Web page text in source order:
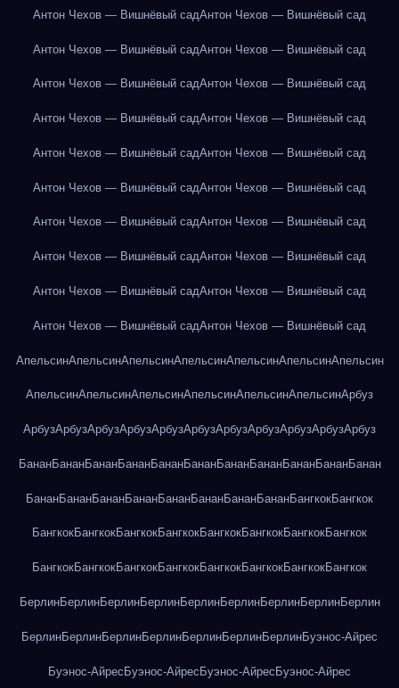
Антон Чехов — Вишнёвый садАнтон Чехов — Вишнёвый сад
Антон Чехов — Вишнёвый садАнтон Чехов — Вишнёвый сад
Антон Чехов — Вишнёвый садАнтон Чехов — Вишнёвый сад
Антон Чехов — Вишнёвый садАнтон Чехов — Вишнёвый сад
Антон Чехов — Вишнёвый садАнтон Чехов — Вишнёвый сад
Антон Чехов — Вишнёвый садАнтон Чехов — Вишнёвый сад
Антон Чехов — Вишнёвый садАнтон Чехов — Вишнёвый сад
Антон Чехов — Вишнёвый садАнтон Чехов — Вишнёвый сад
Антон Чехов — Вишнёвый садАнтон Чехов — Вишнёвый сад
Антон Чехов — Вишнёвый садАнтон Чехов — Вишнёвый сад
АпельсинАпельсинАпельсинАпельсинАпельсинАпельсинАпельсин
АпельсинАпельсинАпельсинАпельсинАпельсинАпельсинАрбуз
АрбузАрбузАрбузАрбузАрбузАрбузАрбузАрбузАрбузАрбузАрбуз
БананБананБананБананБананБананБананБананБананБананБанан
БананБананБананБананБананБананБананБананБангкокБангкок
БангкокБангкокБангкокБангкокБангкокБангкокБангкокБангкок
БангкокБангкокБангкокБангкокБангкокБангкокБангкокБангкок
БерлинБерлинБерлинБерлинБерлинБерлинБерлинБерлинБерлин
БерлинБерлинБерлинБерлинБерлинБерлинБерлинБуэнос-Айрес
Буэнос-АйресБуэнос-АйресБуэнос-АйресБуэнос-Айрес